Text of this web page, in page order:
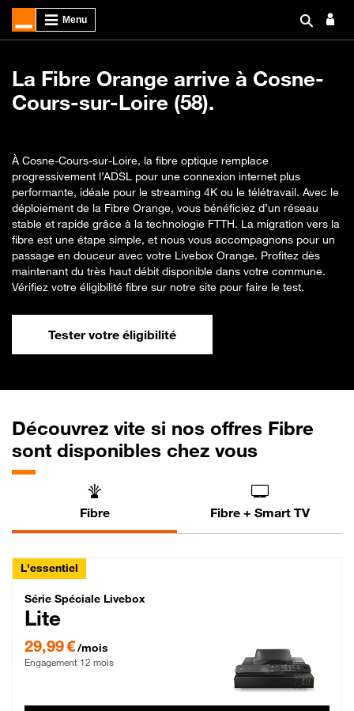
La Fibre Orange arrive à Cosne-
Cours-sur-Loire (58).
À Cosne-Cours-sur-Loire, la fibre optique remplace
progressivement l’ADSL pour une connexion internet plus
performante, idéale pour le streaming 4K ou le télétravail. Avec le
déploiement de la Fibre Orange, vous bénéficiez d’un réseau
stable et rapide grâce à la technologie FTTH. La migration vers la
fibre est une étape simple, et nous vous accompagnons pour un
passage en douceur avec votre Livebox Orange. Profitez dès
maintenant du très haut débit disponible dans votre commune.
Vérifiez votre éligibilité fibre sur notre site pour faire le test.
Tester votre éligibilité
Découvrez vite si nos offres Fibre
sont disponibles chez vous
Fibre Fibre + Smart TV
L'essentiel
Série Spéciale Livebox Lite Fibre
Série Spéciale Livebox
Lite
29,99 €/mois
Engagement 12 mois